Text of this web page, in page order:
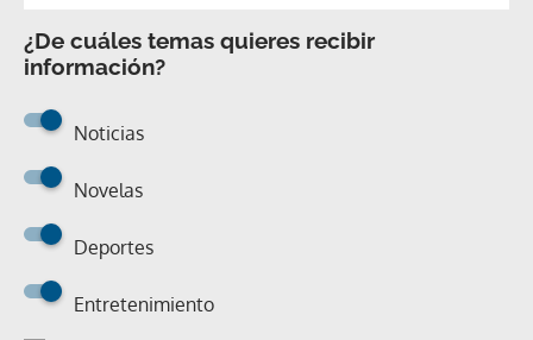
¿De cuáles temas quieres recibir
información?
Noticias
Novelas
Deportes
Entretenimiento